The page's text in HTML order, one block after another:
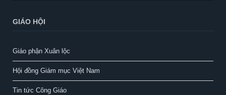
GIÁO HỘI
Giáo phận Xuân lộc
Hội đồng Giám mục Việt Nam
Tin tức Công Giáo